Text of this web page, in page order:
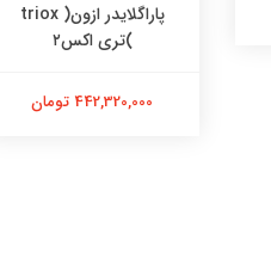
پاراگلایدر ازون( triox
)تری اکس۲
442,320,000 تومان